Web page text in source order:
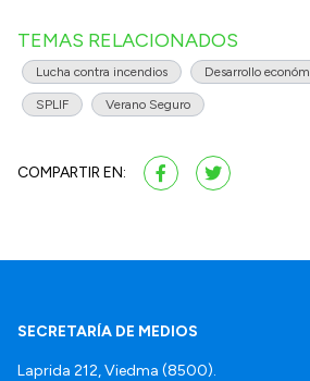
TEMAS RELACIONADOS
Lucha contra incendios Desarrollo
SPLIF Verano Seguro
COMPARTIR EN:
SECRETARÍA DE MEDIOS
Laprida 212, Viedma (8500).